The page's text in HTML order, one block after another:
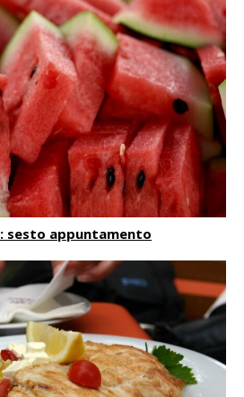
sesto appuntamento